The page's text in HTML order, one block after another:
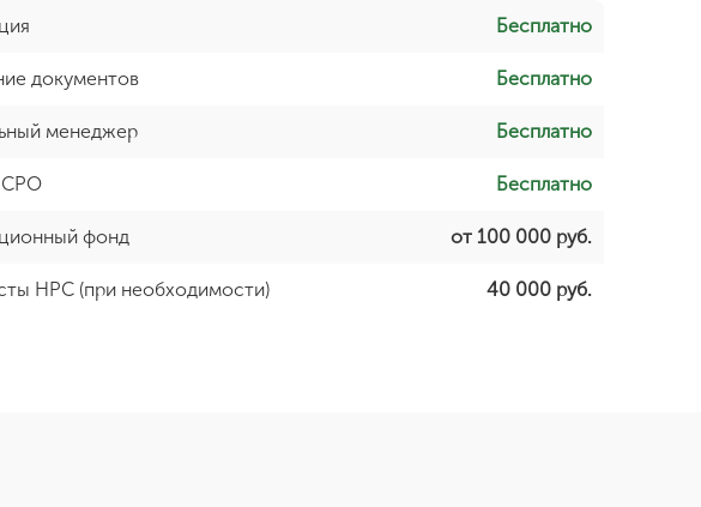
Бесплатно
документов Бесплатно
менеджер Бесплатно
СРО Бесплатно
фонд от 100 000 руб.
НРС (при необходимости) 40 000 руб.